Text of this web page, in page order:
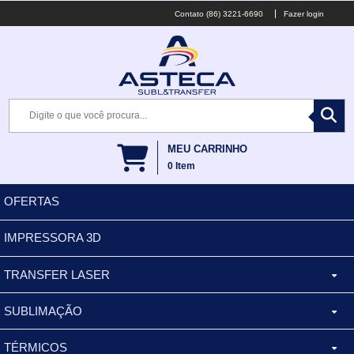
(86) 3221-6690 Fazer login
MEU CARRINHO
0 Item
OFERTAS
IMPRESSORA 3D
TRANSFER LASER
CANECA ALUMINIO
BALDES
SUBLIMAÇÃO
XÍCARA
TÉRMICOS